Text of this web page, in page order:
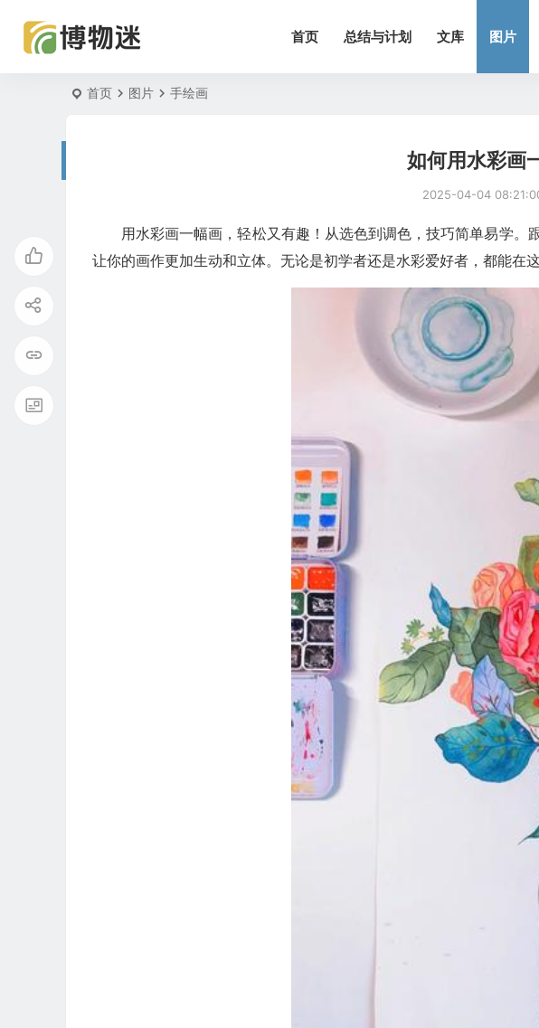
首页 总结与计划 文库 图片
首页 图片 手绘画
如何用水彩画
2025-04-04
用水彩画一幅画，轻松又有趣！从选色到调色，技巧简单易学。
让你的画作更加生动和立体。无论是初学者还是水彩爱好者，都能在